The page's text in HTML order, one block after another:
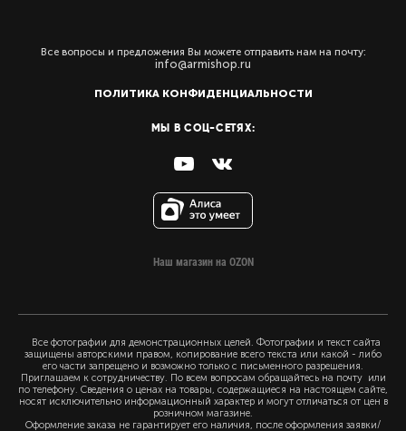
Все вопросы и предложения Вы можете отправить нам на почту:
info@armishop.ru
ПОЛИТИКА КОНФИДЕНЦИАЛЬНОСТИ
МЫ В СОЦ-СЕТЯХ:
Наш магазин на OZON
Все фотографии для демонстрационных целей. Фотографии и текст сайта
защищены авторскими правом, копирование всего текста или какой - либо
его части запрещено и возможно только с письменного разрешения.
Приглашаем к сотрудничеству. По всем вопросам обращайтесь на почту или
по телефону. Сведения о ценах на товары, содержащиеся на настоящем сайте,
носят исключительно информационный характер и могут отличаться от цен в
розничном магазине.
Оформление заказа не гарантирует его наличия, после оформления заявки/